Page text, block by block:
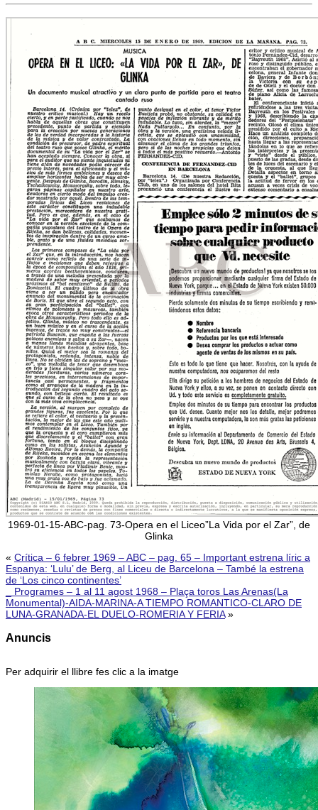
1969-01-15-ABC-pag. 73-Opera en el Liceo”La Vida por el Zar”, de
Glinka
« Crítica – 6 febrer 1969 – ABC – pag. 65 – Important estrena líric a
Espanya: ‘Lulu’ de Berg, al Liceu de Barcelona – També la estrena
de ‘Los cinco continentes’
_ Programes – 1 al 11 agost 1968 – Plaça toros Las Arenas(La
Monumental)-AIDA-MARINA-A TIEMPO ROMANTICO-CLARO DE
LUNA-GRANADA-EL DUELO-ROMERIA Y FERIA»
Anuncis
Per adquirir el llibre fes clic a la imatge